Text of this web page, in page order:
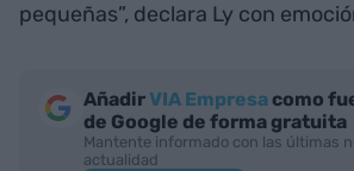
pequeñas”, declara Ly con
AñadirVIA Empresa como
de Google de forma gratuita
Mantente informado con las últimas
actualidad